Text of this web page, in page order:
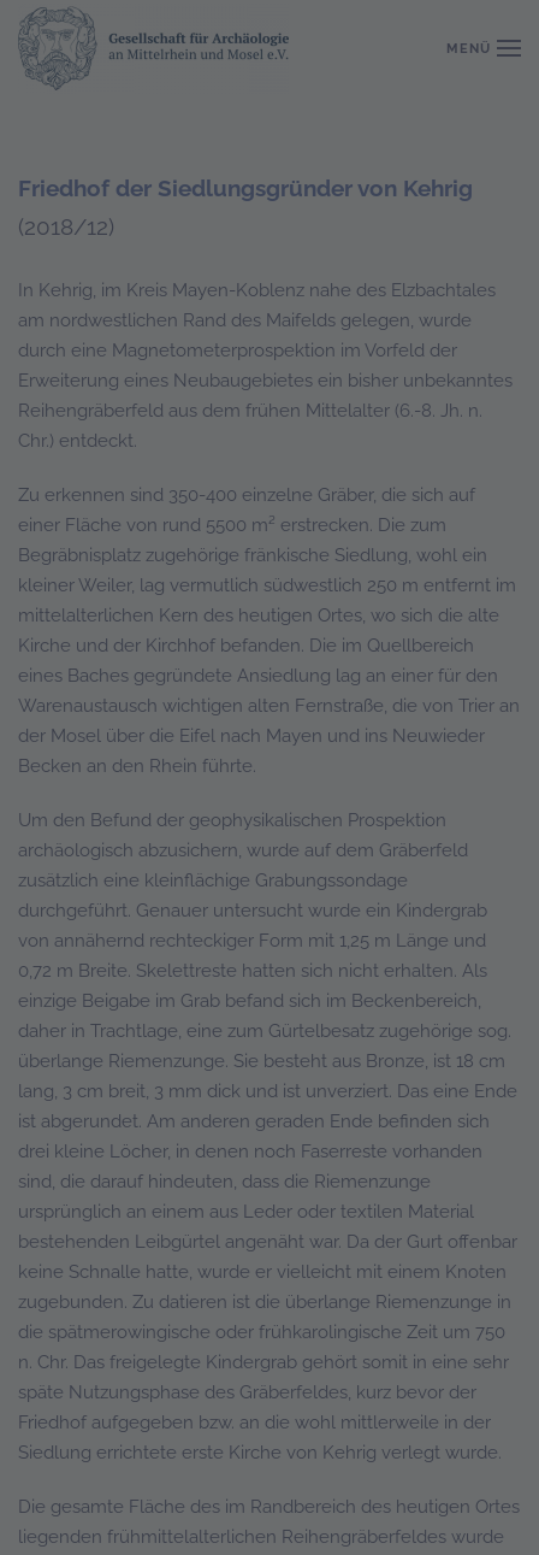
Zum Hauptinhalt springen MENÜ
Friedhof der Siedlungsgründer von Kehrig
(2018/12)
In Kehrig, im Kreis Mayen-Koblenz nahe des Elzbachtales
am nordwestlichen Rand des Maifelds gelegen, wurde
durch eine Magnetometerprospektion im Vorfeld der
Erweiterung eines Neubaugebietes ein bisher unbekanntes
Reihengräberfeld aus dem frühen Mittelalter (6.-8. Jh. n.
Chr.) entdeckt.
Zu erkennen sind 350-400 einzelne Gräber, die sich auf
einer Fläche von rund 5500 m² erstrecken. Die zum
Begräbnisplatz zugehörige fränkische Siedlung, wohl ein
kleiner Weiler, lag vermutlich südwestlich 250 m entfernt im
mittelalterlichen Kern des heutigen Ortes, wo sich die alte
Kirche und der Kirchhof befanden. Die im Quellbereich
eines Baches gegründete Ansiedlung lag an einer für den
Warenaustausch wichtigen alten Fernstraße, die von Trier an
der Mosel über die Eifel nach Mayen und ins Neuwieder
Becken an den Rhein führte.
Um den Befund der geophysikalischen Prospektion
archäologisch abzusichern, wurde auf dem Gräberfeld
zusätzlich eine kleinflächige Grabungssondage
durchgeführt. Genauer untersucht wurde ein Kindergrab
von annähernd rechteckiger Form mit 1,25 m Länge und
0,72 m Breite. Skelettreste hatten sich nicht erhalten. Als
einzige Beigabe im Grab befand sich im Beckenbereich,
daher in Trachtlage, eine zum Gürtelbesatz zugehörige sog.
überlange Riemenzunge. Sie besteht aus Bronze, ist 18 cm
lang, 3 cm breit, 3 mm dick und ist unverziert. Das eine Ende
ist abgerundet. Am anderen geraden Ende befinden sich
drei kleine Löcher, in denen noch Faserreste vorhanden
sind, die darauf hindeuten, dass die Riemenzunge
ursprünglich an einem aus Leder oder textilen Material
bestehenden Leibgürtel angenäht war. Da der Gurt offenbar
keine Schnalle hatte, wurde er vielleicht mit einem Knoten
zugebunden. Zu datieren ist die überlange Riemenzunge in
die spätmerowingische oder frühkarolingische Zeit um 750
n. Chr. Das freigelegte Kindergrab gehört somit in eine sehr
späte Nutzungsphase des Gräberfeldes, kurz bevor der
Friedhof aufgegeben bzw. an die wohl mittlerweile in der
Siedlung errichtete erste Kirche von Kehrig verlegt wurde.
Die gesamte Fläche des im Randbereich des heutigen Ortes
liegenden frühmittelalterlichen Reihengräberfeldes wurde